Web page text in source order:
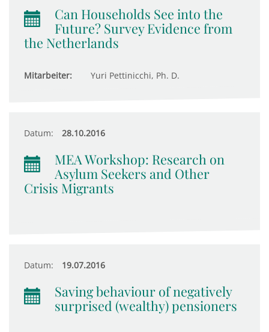
Can Households See into the
Future? Survey Evidence from
the Netherlands
Mitarbeiter: Yuri Pettinicchi, Ph. D.
Datum: 28.10.2016
MEA Workshop: Research on
Asylum Seekers and Other
Crisis Migrants
Datum: 19.07.2016
Saving behaviour of negatively
surprised (wealthy) pensioners